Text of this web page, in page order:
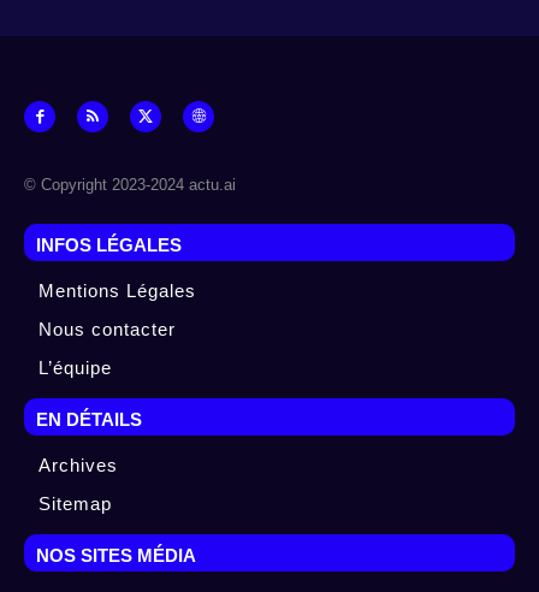
© Copyright 2023-2024 actu.ai
INFOS LÉGALES
Mentions Légales
Nous contacter
L’équipe
EN DÉTAILS
Archives
Sitemap
NOS SITES MÉDIA